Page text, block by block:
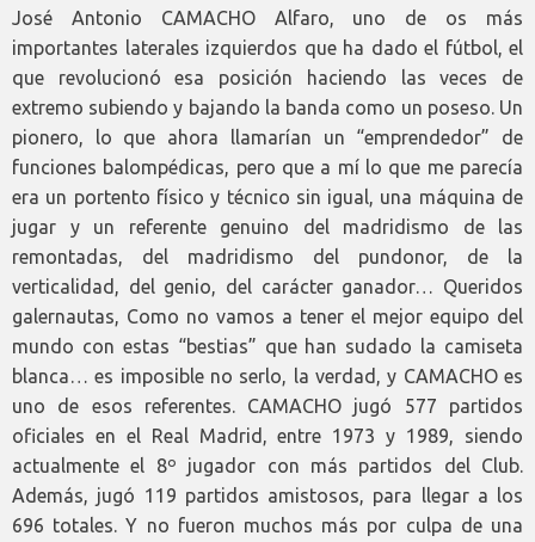
José Antonio CAMACHO Alfaro, uno de os más
importantes laterales izquierdos que ha dado el fútbol, el
que revolucionó esa posición haciendo las veces de
extremo subiendo y bajando la banda como un poseso. Un
pionero, lo que ahora llamarían un “emprendedor” de
funciones balompédicas, pero que a mí lo que me parecía
era un portento físico y técnico sin igual, una máquina de
jugar y un referente genuino del madridismo de las
remontadas, del madridismo del pundonor, de la
verticalidad, del genio, del carácter ganador… Queridos
galernautas, Como no vamos a tener el mejor equipo del
mundo con estas “bestias” que han sudado la camiseta
blanca… es imposible no serlo, la verdad, y CAMACHO es
uno de esos referentes. CAMACHO jugó 577 partidos
oficiales en el Real Madrid, entre 1973 y 1989, siendo
actualmente el 8º jugador con más partidos del Club.
Además, jugó 119 partidos amistosos, para llegar a los
696 totales. Y no fueron muchos más por culpa de una